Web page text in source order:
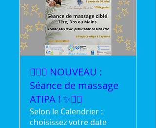
💆‍♀️✨ NOUVEAU :
Séance de massage
ATIPA ! ✨💆‍♂️
Selon le Calendrier :
choisissez votre date